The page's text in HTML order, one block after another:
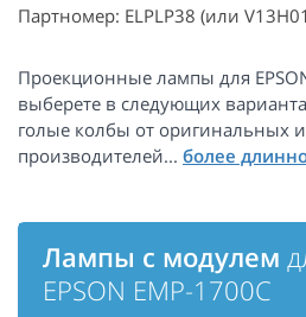
Партномер: ELPLP38 (или
Проекционные лампы для
выберете в следующих
голые колбы от оригинальных
производителей...
Лампы с модулем
EPSON EMP-1700C